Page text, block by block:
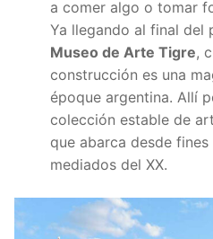
a comer algo o tomar
Ya llegando al final del
Museo de Arte Tigre,
construcción es una
époque argentina. Allí
colección estable de
que abarca desde
mediados del XX.